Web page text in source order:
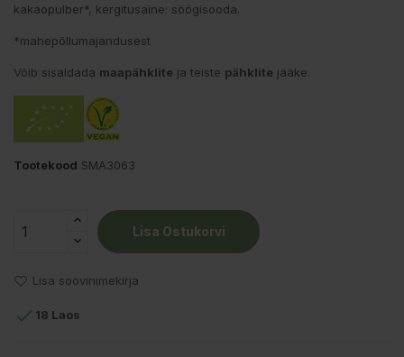
kakaopulber*, kergitusaine: söögisooda.
*mahepõllumajandusest
Võib sisaldada maapähklite ja teiste pähklite jääke.
Tootekood SMA3063
Lisa Ostukorvi
Lisa soovinimekirja
 18 Laos